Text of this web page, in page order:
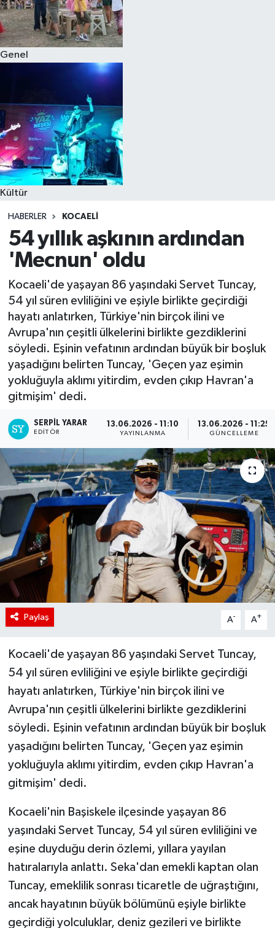
Genel
Kültür
HABERLER KOCAELI
54 yıllık aşkının ardından
'Mecnun' oldu
Kocaeli'de yaşayan 86 yaşındaki Servet Tuncay,
54 yıl süren evliliğini ve eşiyle birlikte geçirdiği
hayatı anlatırken, Türkiye'nin birçok ilini ve
Avrupa'nın çeşitli ülkelerini birlikte gezdiklerini
söyledi. Eşinin vefatının ardından büyük bir boşluk
yaşadığını belirten Tuncay, 'Geçen yaz eşimin
yokluğuyla aklımı yitirdim, evden çıkıp Havran'a
gitmişim' dedi.
SERPİL YARAR
EDITÖR
13.06.2026 - 11:10
YAYINLANMA
13.06.2026 - 11:25
GÜNCELLEME
Paylaş A- A+
Kocaeli'de yaşayan 86 yaşındaki Servet Tuncay,
54 yıl süren evliliğini ve eşiyle birlikte geçirdiği
hayatı anlatırken, Türkiye'nin birçok ilini ve
Avrupa'nın çeşitli ülkelerini birlikte gezdiklerini
söyledi. Eşinin vefatının ardından büyük bir boşluk
yaşadığını belirten Tuncay, 'Geçen yaz eşimin
yokluğuyla aklımı yitirdim, evden çıkıp Havran'a
gitmişim' dedi.
Kocaeli'nin Başiskele ilçesinde yaşayan 86
yaşındaki Servet Tuncay, 54 yıl süren evliliğini ve
eşine duyduğu derin özlemi, yıllara yayılan
hatıralarıyla anlattı. Seka'dan emekli kaptan olan
Tuncay, emeklilik sonrası ticaretle de uğraştığını,
ancak hayatının büyük bölümünü eşiyle birlikte
geçirdiği yolculuklar, deniz gezileri ve birlikte